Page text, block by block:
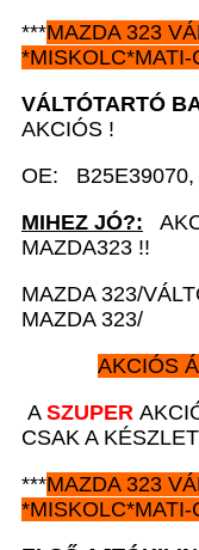
***MAZDA 323
*MISKOLC*MATI-
VÁLTÓTARTÓ
AKCIÓS !
OE: B25E39070,
MIHEZ JÓ?:
MAZDA323 !!
MAZDA 323/
MAZDA 323/
AKCIÓS
A SZUPER
CSAK A
***MAZDA 323
*MISKOLC*MATI-